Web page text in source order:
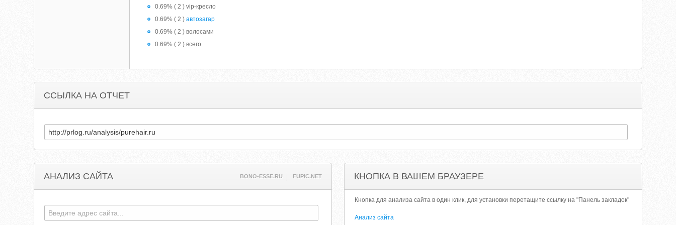
0.69% ( 2 ) vip-кресло
0.69% ( 2 )автозагар
0.69% ( 2 ) волосами
0.69% ( 2 ) всего
ССЫЛКА НА ОТЧЕТ
АНАЛИЗ САЙТА BONO-ESSE.RU FUPIC.NET КНОПКА В ВАШЕМ БРАУЗЕРЕ
Кнопка для анализа сайта в один клик, для установки перетащите ссылку на "Панель закладок"
Анализ сайта